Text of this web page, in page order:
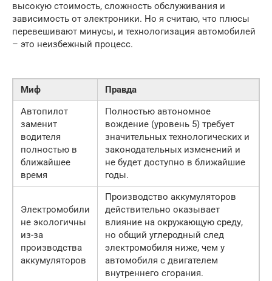
высокую стоимость, сложность обслуживания и
зависимость от электроники. Но я считаю, что плюсы
перевешивают минусы, и технологизация автомобилей
– это неизбежный процесс.
Миф
Правда
Автопилот
заменит
водителя
полностью в
ближайшее
время
Полностью автономное
вождение (уровень 5) требует
значительных технологических и
законодательных изменений и
не будет доступно в ближайшие
годы.
Электромобили
не экологичны
из-за
производства
аккумуляторов
Производство аккумуляторов
действительно оказывает
влияние на окружающую среду,
но общий углеродный след
электромобиля ниже, чем у
автомобиля с двигателем
внутреннего сгорания.